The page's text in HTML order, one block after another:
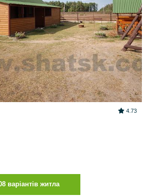
4.73
варіантів житла